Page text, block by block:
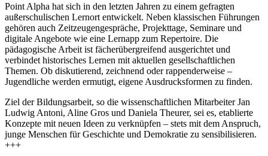
Point Alpha hat sich in den letzten Jahren zu einem gefragten
außerschulischen Lernort entwickelt. Neben klassischen Führungen
gehören auch Zeitzeugengespräche, Projekttage, Seminare und
digitale Angebote wie eine Lernapp zum Repertoire. Die
pädagogische Arbeit ist fächerübergreifend ausgerichtet und
verbindet historisches Lernen mit aktuellen gesellschaftlichen
Themen. Ob diskutierend, zeichnend oder rappenderweise –
Jugendliche werden ermutigt, eigene Ausdrucksformen zu finden.
Ziel der Bildungsarbeit, so die wissenschaftlichen Mitarbeiter Jan
Ludwig Antoni, Aline Gros und Daniela Theurer, sei es, etablierte
Konzepte mit neuen Ideen zu verknüpfen – stets mit dem Anspruch,
junge Menschen für Geschichte und Demokratie zu sensibilisieren.
+++